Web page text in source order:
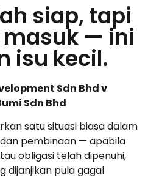
siap, tapi
— ini
isu kecil.
Sdn Bhd v
Sdn Bhd
satu situasi biasa dalam
pembinaan — apabila
obligasi telah dipenuhi,
dijanjikan pula gagal